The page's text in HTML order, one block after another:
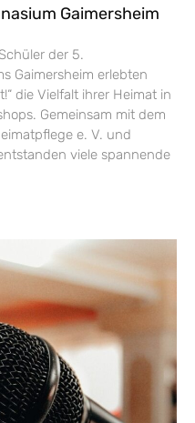
Gaimersheim
der 5.
Gaimersheim erlebten
die Vielfalt ihrer Heimat in
Gemeinsam mit dem
e. V. und
viele spannende